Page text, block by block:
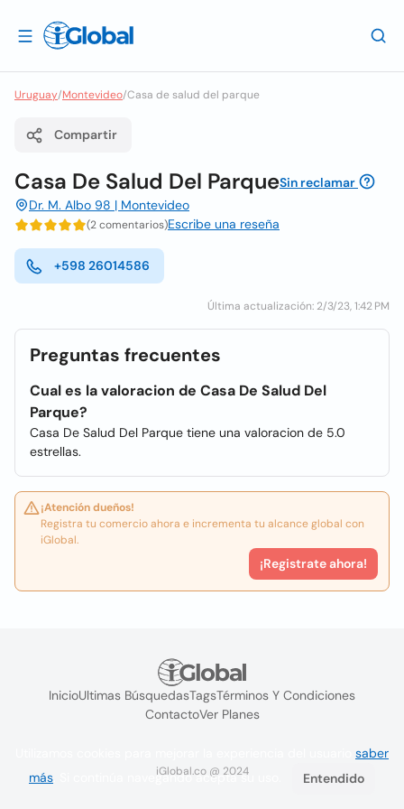
Uruguay/Montevideo/Casa de salud del parque
Compartir
Casa De Salud Del ParqueSin reclamar
Dr. M. Albo 98 | Montevideo
(2 comentarios)Escribe una reseña
+598 26014586
Última actualización: 2/3/23, 1:42 PM
Preguntas frecuentes
Cual es la valoracion de Casa De Salud Del
Parque?
Casa De Salud Del Parque tiene una valoracion de 5.0
estrellas.
¡Atención dueños!
Registra tu comercio ahora e incrementa tu alcance global con
iGlobal.
¡Registrate ahora!
InicioUltimas BúsquedasTagsTérminos Y Condiciones
ContactoVer Planes
iGlobal.co @ 2024
saber
más . Si continúa navegando acepta su uso. Entendido